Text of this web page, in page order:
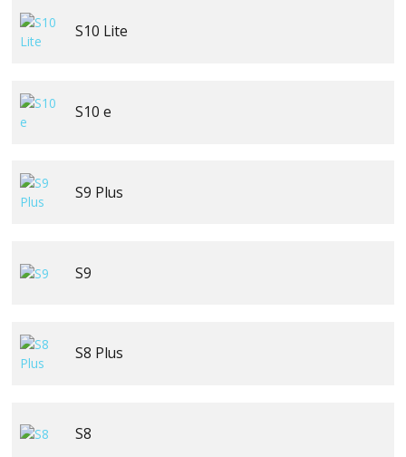
S10 Lite
S10 e
S9 Plus
S9
S8 Plus
S8